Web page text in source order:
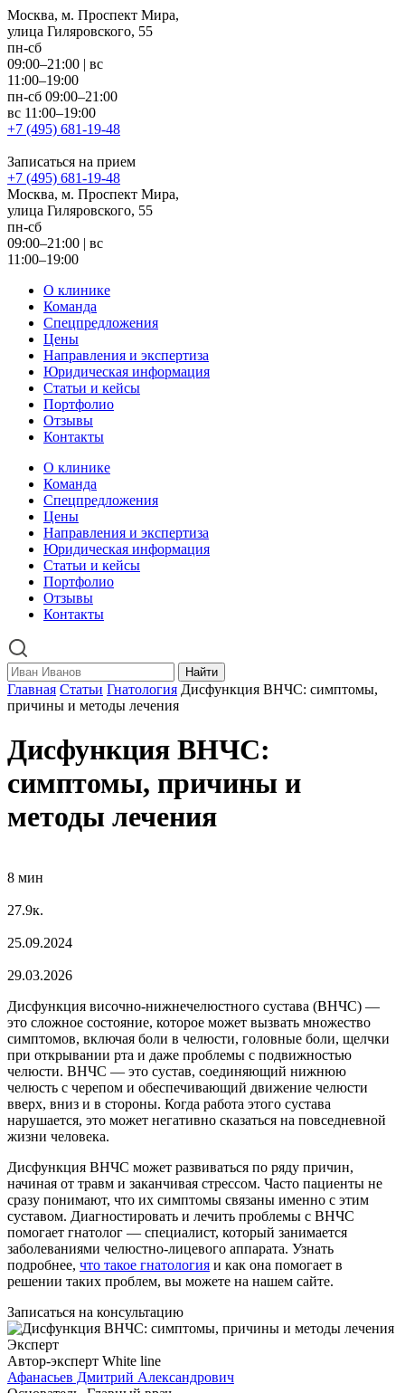
Москва, м. Проспект Мира,
улица Гиляровского, 55
пн-сб
09:00–21:00 | вс
11:00–19:00
пн-сб 09:00–21:00
вс 11:00–19:00
+7 (495) 681-19-48
Записаться на прием
+7 (495) 681-19-48
Москва, м. Проспект Мира,
улица Гиляровского, 55
пн-сб
09:00–21:00 | вс
11:00–19:00
О клинике
Команда
Спецпредложения
Цены
Направления и экспертиза
Юридическая информация
Статьи и кейсы
Портфолио
Отзывы
Контакты
О клинике
Команда
Спецпредложения
Цены
Направления и экспертиза
Юридическая информация
Статьи и кейсы
Портфолио
Отзывы
Контакты
Найти
Главная Статьи Гнатология Дисфункция ВНЧС: симптомы,
причины и методы лечения
Дисфункция ВНЧС:
симптомы, причины и
методы лечения
8 мин
27.9к.
25.09.2024
29.03.2026
Дисфункция височно-нижнечелюстного сустава (ВНЧС) —
это сложное состояние, которое может вызвать множество
симптомов, включая боли в челюсти, головные боли, щелчки
при открывании рта и даже проблемы с подвижностью
челюсти. ВНЧС — это сустав, соединяющий нижнюю
челюсть с черепом и обеспечивающий движение челюсти
вверх, вниз и в стороны. Когда работа этого сустава
нарушается, это может негативно сказаться на повседневной
жизни человека.
Дисфункция ВНЧС может развиваться по ряду причин,
начиная от травм и заканчивая стрессом. Часто пациенты не
сразу понимают, что их симптомы связаны именно с этим
суставом. Диагностировать и лечить проблемы с ВНЧС
помогает гнатолог — специалист, который занимается
заболеваниями челюстно-лицевого аппарата. Узнать
подробнее, что такое гнатология и как она помогает в
решении таких проблем, вы можете на нашем сайте.
Записаться на консультацию
Эксперт
Автор-эксперт White line
Афанасьев Дмитрий Александрович